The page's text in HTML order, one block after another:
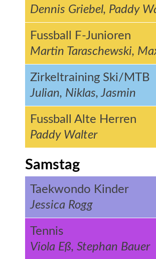
Dennis Griebel, Paddy
Fussball F-Junioren
Martin Taraschewski,
Zirkeltraining Ski/MTB
Julian, Niklas, Jasmin
Fussball Alte Herren
Paddy Walter
Samstag
Taekwondo Kinder
Jessica Rogg
Tennis
Viola Eß, Stephan Bauer